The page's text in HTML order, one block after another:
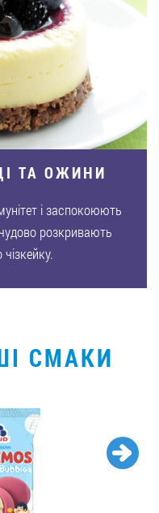
ТА ОЖИНИ
і заспокоюють
розкривають
СМАКИ